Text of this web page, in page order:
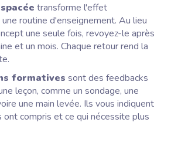
transforme l'effet
routine d'enseignement. Au lieu
une seule fois, revoyez-le après
et un mois. Chaque retour rend la
formatives sont des feedbacks
leçon, comme un sondage, une
une main levée. Ils vous indiquent
compris et ce qui nécessite plus